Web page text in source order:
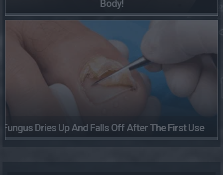
Body!
Fungus Dries Up And Falls Off After The First Use